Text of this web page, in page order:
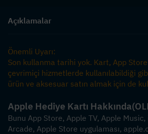
Açıklamalar
Önemli Uyarı:
Son kullanma tarihi yok. Kart, App
çevrimiçi hizmetlerde kullanılabildiği
ürün ve aksesuar satın almak için de
Apple Hediye Kartı Hakkında
Bunu App Store, Apple TV, Apple Music,
Arcade, Apple Store uygulaması,